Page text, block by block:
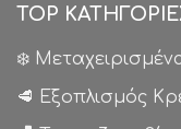
TOP
❄️
🥩 Εξοπλισμός